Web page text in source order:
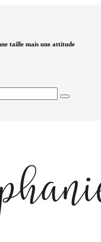
taille mais une attitude